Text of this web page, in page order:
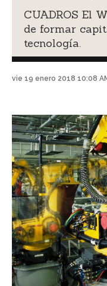
CUADROS El
de formar
tecnología.
vie 19 enero 2018 10:08